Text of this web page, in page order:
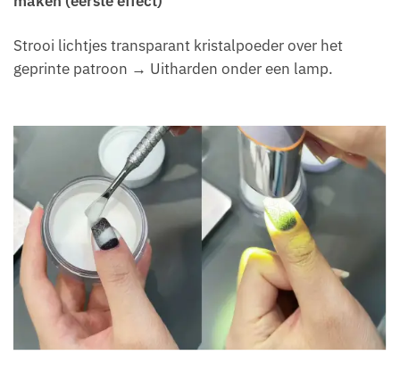
Strooi lichtjes transparant kristalpoeder over het
geprinte patroon → Uitharden onder een lamp.